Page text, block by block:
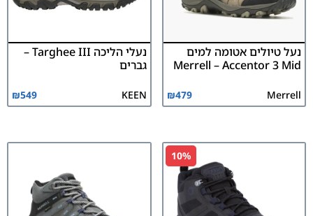
נעל טיולים אטומה למים
Merrell – Accentor 3 Mid
Merrell
₪479
נעלי הליכה Targhee III –
גברים
KEEN
₪549
10%